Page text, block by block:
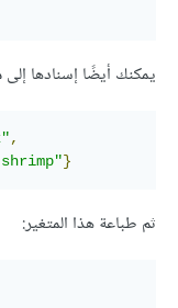
يمكنك أيضًا إسنادها إلى
,
}
ثم طباعة هذا المتغير: